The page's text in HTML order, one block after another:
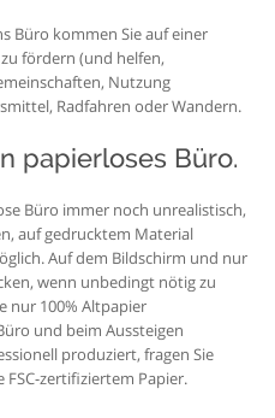
Büro kommen Sie auf einer
fördern (und helfen,
Nutzung
Radfahren oder Wandern.
papierloses Büro.
Büro immer noch unrealistisch,
auf gedrucktem Material
Auf dem Bildschirm und nur
wenn unbedingt nötig zu
nur 100% Altpapier
und beim Aussteigen
produziert, fragen Sie
zertifiziertem Papier.